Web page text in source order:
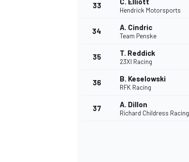
33
Hendrick Motorsports
34 A. Cindric
Team Penske
35 T. Reddick
23XI Racing
36 B. Keselowski
RFK Racing
37 A. Dillon
Richard Childress Racing